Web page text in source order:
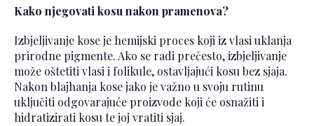
Kako njegovati kosu nakon pramenova?
Izbjeljivanje kose je hemijski proces koji iz vlasi uklanja
prirodne pigmente. Ako se radi prečesto, izbjeljivanje
može oštetiti vlasi i folikule, ostavljajući kosu bez sjaja.
Nakon blajhanja kose jako je važno u svoju rutinu
uključiti odgovarajuće proizvode koji će osnažiti i
hidratizirati kosu te joj vratiti sjaj.